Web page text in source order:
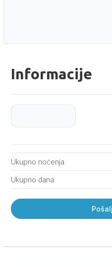
Informacije
Ukupno noćenja
Ukupno dana